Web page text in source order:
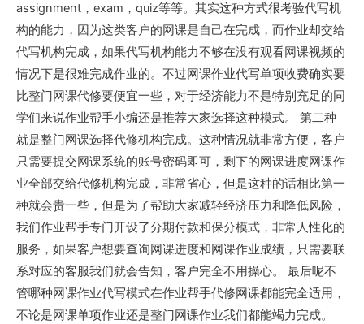
assignment，exam，quiz等等。其实这种方式很考验代写机
构的能力，因为这类客户的网课是自己在完成，而作业却交给
代写机构完成，如果代写机构能力不够在没有观看网课视频的
情况下是很难完成作业的。不过网课作业代写单项收费确实要
比整门网课代修要便宜一些，对于经济能力不是特别充足的同
学们来说作业帮手小编还是推荐大家选择这种模式。 第二种
就是整门网课选择代修机构完成。这种情况就非常方便，客户
只需要提交网课系统的账号密码即可，剩下的网课进度网课作
业全部交给代修机构完成，非常省心，但是这种的话相比第一
种就会贵一些，但是为了帮助大家减轻经济压力和降低风险，
我们作业帮手专门开设了分期付款和保分模式，非常人性化的
服务，如果客户想要查询网课进度和网课作业成绩，只需要联
系对应的客服我们就会告知，客户完全不用操心。 最后呢不
管哪种网课作业代写模式在作业帮手代修网课都能完全适用，
不论是网课单项作业还是整门网课作业我们都能竭力完成。